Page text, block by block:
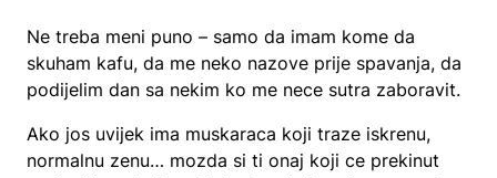
Ne treba meni puno – samo da imam kome da
skuham kafu, da me neko nazove prije spavanja, da
podijelim dan sa nekim ko me nece sutra zaboravit.
Ako jos uvijek ima muskaraca koji traze iskrenu,
normalnu zenu… mozda si ti onaj koji ce prekinut